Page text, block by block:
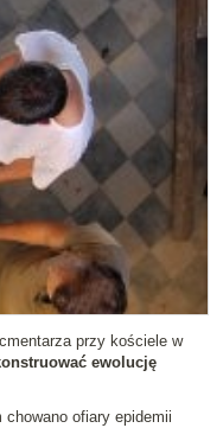
przy kościele w
ewolucję
ofiary epidemii